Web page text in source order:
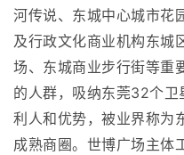
河传说、东城中心城市花
及行政文化商业机构东城
场、东城商业步行街等重
的人群，吸纳东莞32个
利人和优势，被业界称为
成熟商圈。世博广场主体